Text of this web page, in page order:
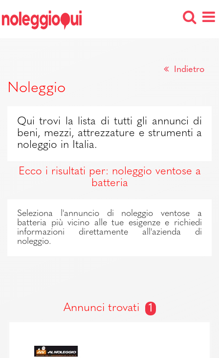
Indietro
Noleggio
Qui trovi la lista di tutti gli annunci di
beni, mezzi, attrezzature e strumenti a
noleggio in Italia.
Ecco i risultati per: noleggio ventose a
batteria
Seleziona l'annuncio di noleggio ventose a
batteria più vicino alle tue esigenze e richiedi
informazioni direttamente all'azienda di
noleggio.
Annunci trovati 1